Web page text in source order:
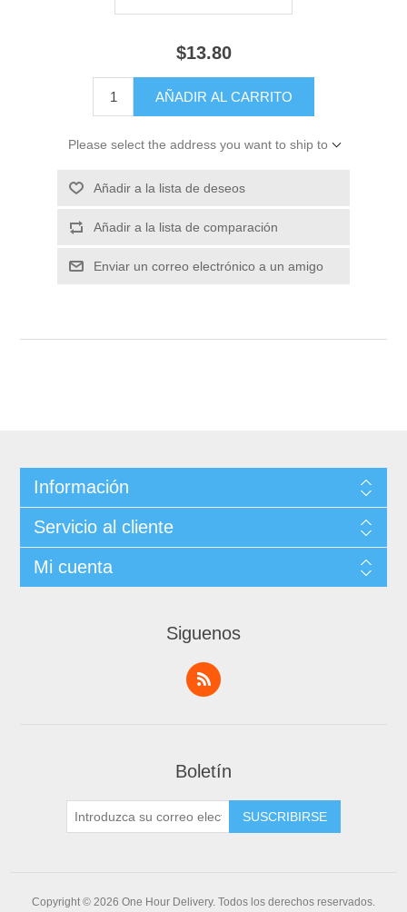
$13.80
Please select the address you want to ship to
Información
Servicio al cliente
Mi cuenta
Siguenos
Boletín
Copyright © 2026 One Hour Delivery. Todos los derechos reservados.